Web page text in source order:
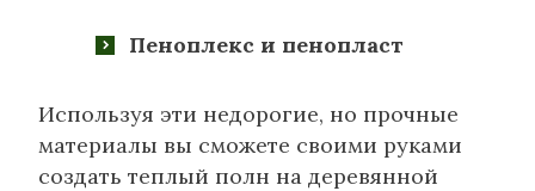
Пеноплекс и пенопласт
Используя эти недорогие, но прочные
материалы вы сможете своими руками
создать теплый полн на деревянной